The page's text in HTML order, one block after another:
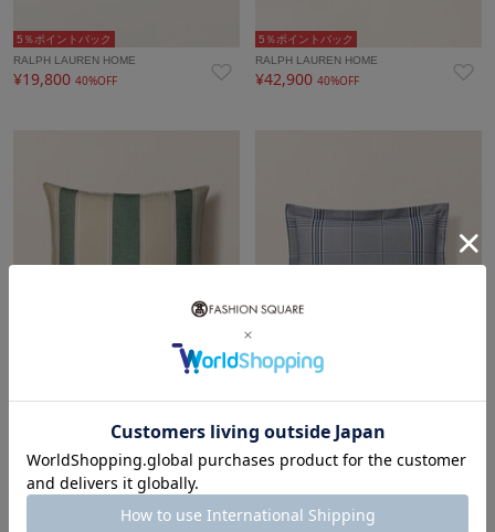
5％ポイントバック
RALPH LAUREN HOME
¥19,800 40%OFF
5％ポイントバック
RALPH LAUREN HOME
¥42,90040%OFF
40%OFF ¥11,22040%OFF